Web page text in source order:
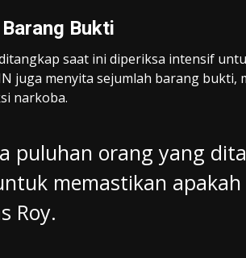
Bukti
saat ini diperiksa intensif
juga menyita sejumlah barang bukti,
narkoba.
puluhan orang yang
memastikan
Roy.